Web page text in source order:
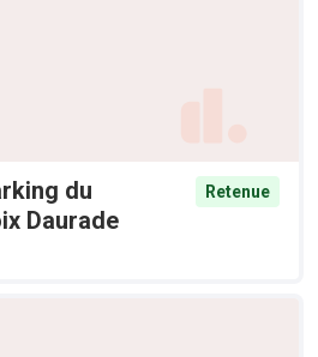
du
Daurade
Retenue